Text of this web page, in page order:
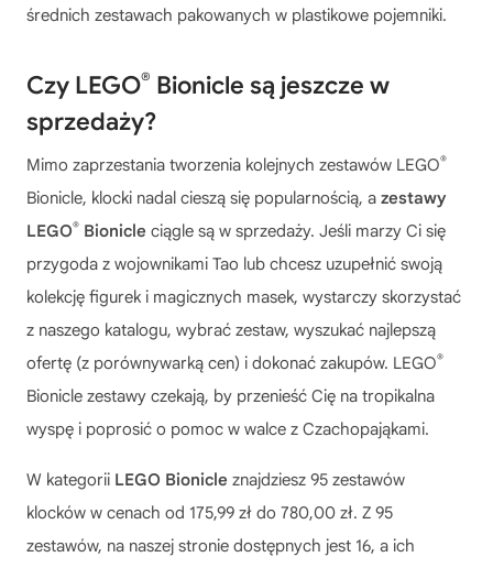
średnich zestawach pakowanych w plastikowe pojemniki.
Czy LEGO® Bionicle są jeszcze w
sprzedaży?
Mimo zaprzestania tworzenia kolejnych zestawów LEGO®
Bionicle, klocki nadal cieszą się popularnością, a zestawy
LEGO® Bionicle ciągle są w sprzedaży. Jeśli marzy Ci się
przygoda z wojownikami Tao lub chcesz uzupełnić swoją
kolekcję figurek i magicznych masek, wystarczy skorzystać
z naszego katalogu, wybrać zestaw, wyszukać najlepszą
ofertę (z porównywarką cen) i dokonać zakupów. LEGO®
Bionicle zestawy czekają, by przenieść Cię na tropikalna
wyspę i poprosić o pomoc w walce z Czachopająkami.
W kategorii LEGO Bionicle znajdziesz 95 zestawów
klocków w cenach od 175,99 zł do 780,00 zł. Z 95
zestawów, na naszej stronie dostępnych jest 16, a ich